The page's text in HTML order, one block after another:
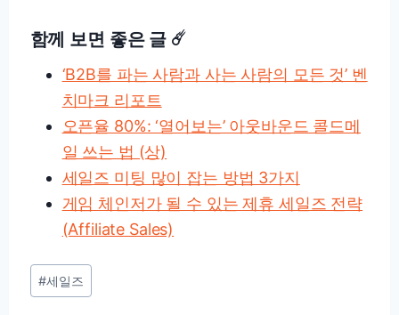
함께 보면 좋은 글 ☄️
‘B2B를 파는 사람과 사는 사람의 모든 것’ 벤
치마크 리포트
오픈율 80%: ‘열어보는’ 아웃바운드 콜드메
일 쓰는 법 (상)
세일즈 미팅 많이 잡는 방법 3가지
게임 체인저가 될 수 있는 제휴 세일즈 전략
(Affiliate Sales)
Post
Tags:
#세일즈